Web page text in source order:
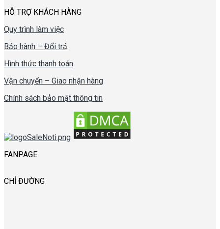
HỖ TRỢ KHÁCH HÀNG
Quy trình làm việc
Bảo hành – Đổi trả
Hình thức thanh toán
Vận chuyển – Giao nhận hàng
Chính sách bảo mật thông tin
FANPAGE
CHỈ ĐƯỜNG